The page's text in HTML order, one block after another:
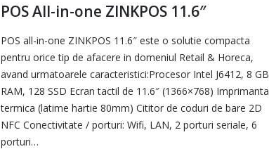
POS All-in-one ZINKPOS 11.6″
POS all-in-one ZINKPOS 11.6″ este o solutie compacta
pentru orice tip de afacere in domeniul Retail & Horeca,
avand urmatoarele caracteristici:Procesor Intel J6412, 8 GB
RAM, 128 SSD Ecran tactil de 11.6″ (1366×768) Imprimanta
termica (latime hartie 80mm) Cititor de coduri de bare 2D
NFC Conectivitate / porturi: Wifi, LAN, 2 porturi seriale, 6
porturi…